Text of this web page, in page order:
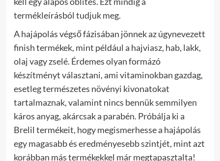
termékleírásból tudjuk meg.
A hajápolás végső fázisában jönnek az úgynevezett
finish termékek, mint például a hajviasz, hab, lakk,
olaj vagy zselé. Érdemes olyan formázó
készítményt választani, ami vitaminokban gazdag,
esetleg természetes növényi kivonatokat
tartalmaznak, valamint nincs bennük semmilyen
káros anyag, akárcsak a parabén. Próbálja ki a
Brelil termékeit, hogy megismerhesse a hajápolás
egy magasabb és eredményesebb szintjét, mint azt
korábban más termékekkel már megtapasztalta!